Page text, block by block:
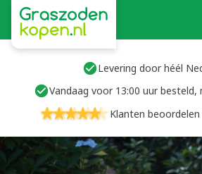
Levering door héél
Vandaag voor 13:00 uur besteld,
Klanten